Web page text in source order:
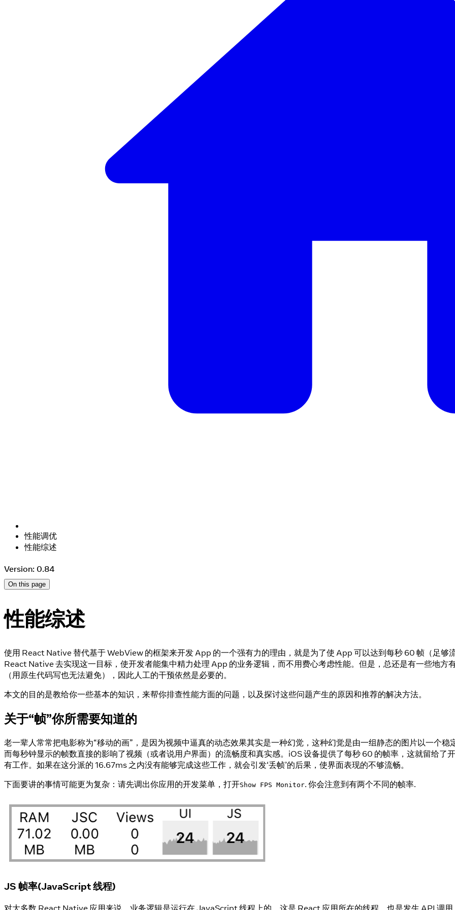
性能调优
性能综述
Version: 0.84
On this page
性能综述
使用 React Native 替代基于 WebView 的框架来开发 App 的一个强有力的理由，就是为了使 App 可以达到每秒 60 帧（足
React Native 去实现这一目标，使开发者能集中精力处理 App 的业务逻辑，而不用费心考虑性能。但是，总还是有一些地
（用原生代码写也无法避免），因此人工的干预依然是必要的。
本文的目的是教给你一些基本的知识，来帮你排查性能方面的问题，以及探讨这些问题产生的原因和推荐的解决方法。
关于“帧”你所需要知道的
老一辈人常常把电影称为“移动的画”，是因为视频中逼真的动态效果其实是一种幻觉，这种幻觉是由一组静态的图片以一个
而每秒钟显示的帧数直接的影响了视频（或者说用户界面）的流畅度和真实感。iOS 设备提供了每秒 60 的帧率，这就留给了
有工作。如果在这分派的 16.67ms 之内没有能够完成这些工作，就会引发‘丢帧’的后果，使界面表现的不够流畅。
下面要讲的事情可能更为复杂：请先调出你应用的开发菜单，打开Show FPS Monitor. 你会注意到有两个不同的帧率.
JS 帧率(JavaScript 线程)
对大多数 React Native 应用来说，业务逻辑是运行在 JavaScript 线程上的。这是 React 应用所在的线程，也是发生 API 调